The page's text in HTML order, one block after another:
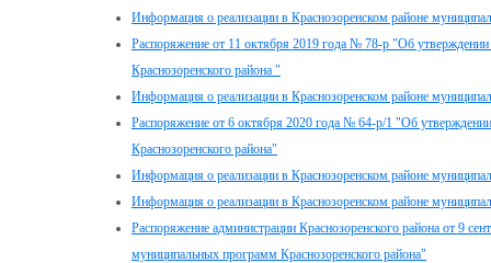
Информация о реализации в Краснозоренском районе
Распоряжение от 11 октября 2019 года № 78-р "Об
Краснозоренского района "
Информация о реализации в Краснозоренском районе
Распоряжение от 6 октября 2020 года № 64-р/1 "Об
Краснозоренского района"
Информация о реализации в Краснозоренском районе
Информация о реализации в Краснозоренском районе
Распоряжение администрации Краснозоренского района от 9
муниципальных программ Краснозоренского района"